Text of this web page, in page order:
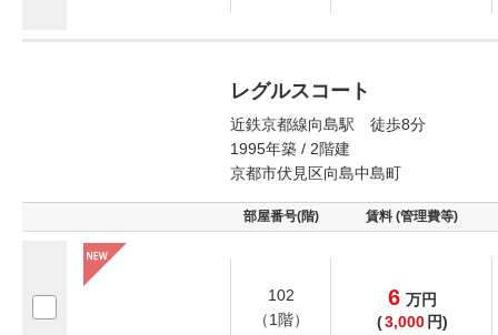
レグルスコート
近鉄京都線向島駅 徒歩8分
1995年築 / 2階建
京都市伏見区向島中島町
部屋番号(階) 賃料 (管理費等)
102
（1階）
6 万円
(3,000 円)